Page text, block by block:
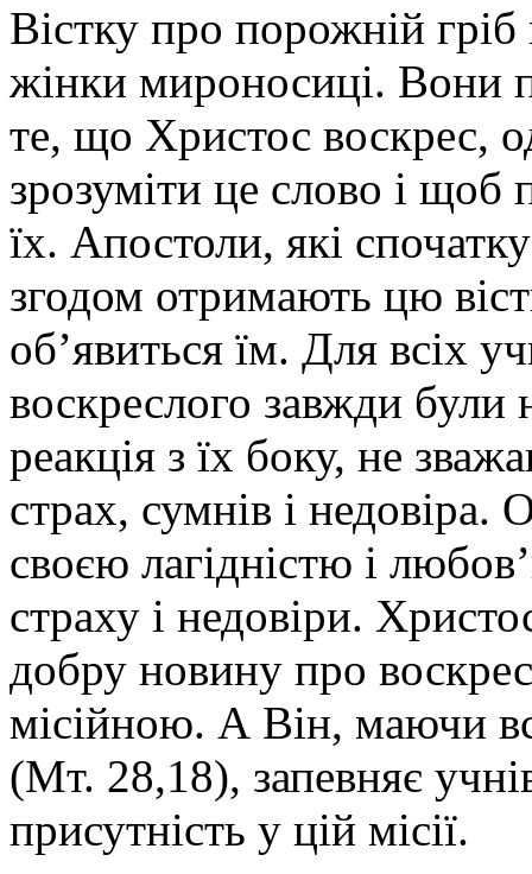
Вістку про порожній
жінки мироносиці. Вони
те, що Христос воскрес,
зрозуміти це слово і щоб
їх. Апостоли, які
згодом отримають цю
об’явиться їм. Для всіх
воскреслого завжди були
реакція з їх боку, не
страх, сумнів і
своєю лагідністю і
страху і недовіри.
добру новину про
місійною. А Він, маючи
(Мт. 28,18), запевняє
присутність у цій місії.